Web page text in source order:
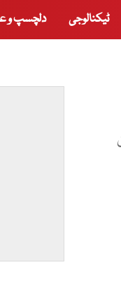
ٹیکنالوجی دلچسپ و